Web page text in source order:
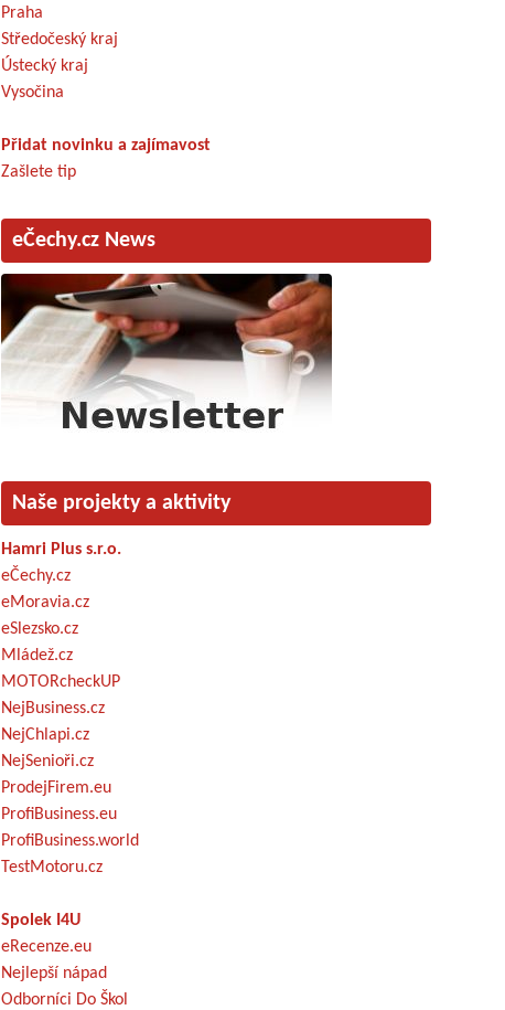
Praha
Středočeský kraj
Ústecký kraj
Vysočina
Přidat novinku a zajímavost
Zašlete tip
eČechy.cz News
Naše projekty a aktivity
Hamri Plus s.r.o.
eČechy.cz
eMoravia.cz
eSlezsko.cz
Mládež.cz
MOTORcheckUP
NejBusiness.cz
NejChlapi.cz
NejSenioři.cz
ProdejFirem.eu
ProfiBusiness.eu
ProfiBusiness.world
TestMotoru.cz
Spolek I4U
eRecenze.eu
Nejlepší nápad
Odborníci Do Škol